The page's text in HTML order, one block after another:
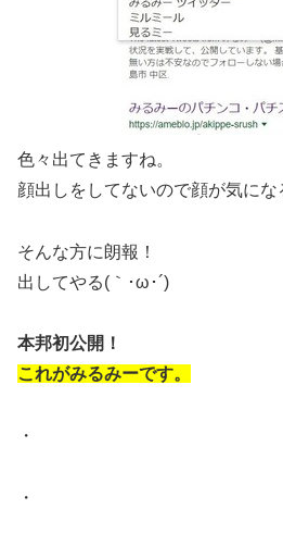
色々出てきますね。
顔出しをしてないので顔が気にな
そんな方に朗報！
出してやる(｀･ω･´)
本邦初公開！
これがみるみーです。
・
・